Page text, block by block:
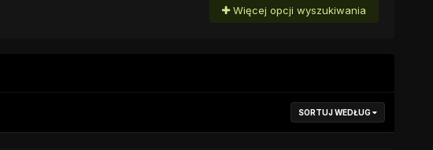
Więcej opcji wyszukiwania
SORTUJ WEDŁUG